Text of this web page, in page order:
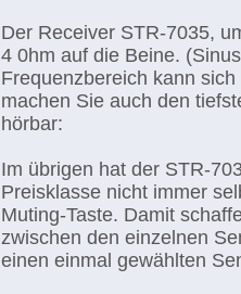
Der Receiver STR-7035,
4 0hm auf die Beine.
Frequenzbereich kann
machen Sie auch den
hörbar:
Im übrigen hat der STR-
Preisklasse nicht immer
Muting-Taste. Damit
zwischen den einzelnen
einen einmal gewählten